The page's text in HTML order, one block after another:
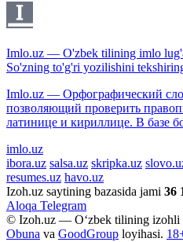
Imlo.uz — O'zbek tilining imlo
So'zning to'g'ri yozilishini
Imlo.uz — Орфографический
позволяющий проверить
латинице и кириллице. В базе
imlo.uz
ibora.uz salsa.uz skripka.uz
resumes.uz havo.uz
Izoh.uz saytining bazasida jami 36
Aloqa Telegram
© Izoh.uz — O‘zbek tilining izohli
Obuna va GoodGroup loyihasi.